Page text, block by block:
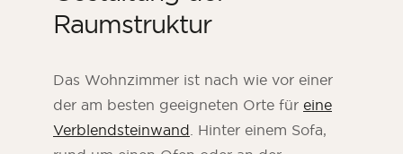
Raumstruktur
Das Wohnzimmer ist nach wie vor einer
der am besten geeigneten Orte für eine
Verblendsteinwand. Hinter einem Sofa,